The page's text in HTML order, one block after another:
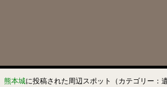
熊本城に投稿された周辺スポット（カテゴリー：